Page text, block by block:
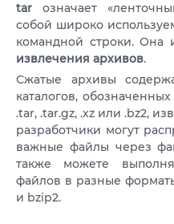
VPS ОАЭ
VPS ФРАНЦИЯ
VPS БОЛГАРИЯ
VPS КАНАДА
VPS ПОЛЬША
tar означает
собой широко
командной строки. Она
извлечения архивов.
Сжатые архивы
каталогов,
.tar, .tar.gz, .xz или .bz2,
разработчики могут
важные файлы через
также можете
файлов в разные
и bzip2.